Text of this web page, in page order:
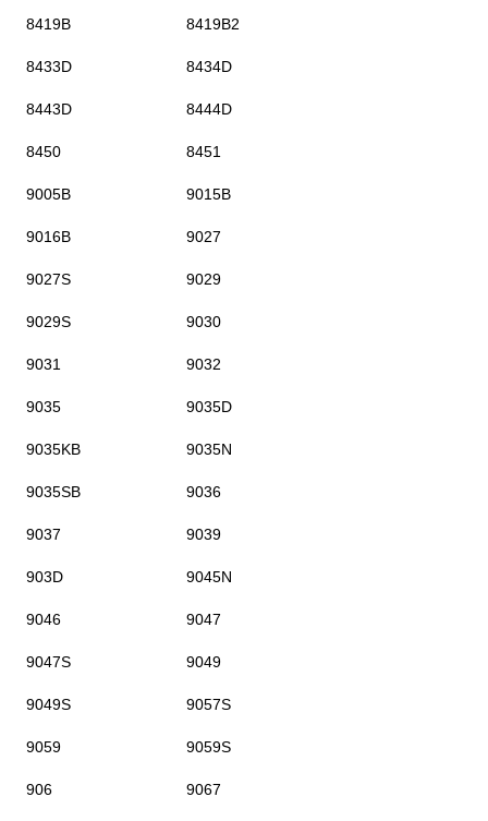
8419B 8419B2
8433D 8434D
8443D 8444D
8450 8451
9005B 9015B
9016B 9027
9027S 9029
9029S 9030
9031 9032
9035 9035D
9035KB 9035N
9035SB 9036
9037 9039
903D 9045N
9046 9047
9047S 9049
9049S 9057S
9059 9059S
906 9067